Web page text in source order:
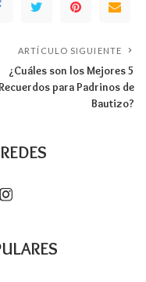
ARTÍCULO SIGUIENTE
¿Cuáles son los Mejores 5
para Padrinos de
Bautizo?